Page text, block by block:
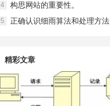
4 构思网站的重要性。
5 正确认识细雨算法和处理方法
精彩文章